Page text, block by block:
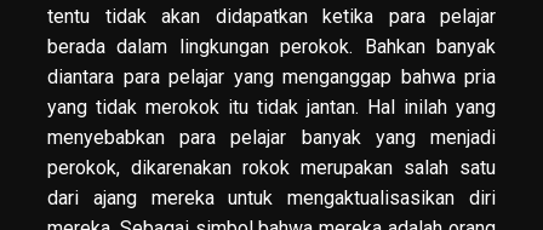
tentu tidak akan didapatkan ketika para pelajar
berada dalam lingkungan perokok. Bahkan banyak
diantara para pelajar yang menganggap bahwa pria
yang tidak merokok itu tidak jantan. Hal inilah yang
menyebabkan para pelajar banyak yang menjadi
perokok, dikarenakan rokok merupakan salah satu
dari ajang mereka untuk mengaktualisasikan diri